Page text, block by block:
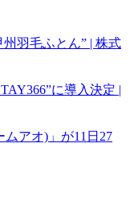
羽毛ふとん” | 株式
に導入決定 |
ムアオ)」が11日27